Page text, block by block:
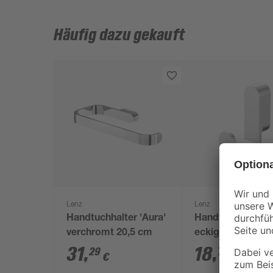
Häufig dazu gekauft
Lenz
Handtuchhalter 'Aura'
verchromt 20,5 cm
31,29 €
Lenz
Handtuchhaken
eckig verchromt
18,79 €